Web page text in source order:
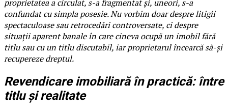
proprietatea a circulat, s-a fragmentat și, uneori, s-a
confundat cu simpla posesie. Nu vorbim doar despre litigii
spectaculoase sau retrocedări controversate, ci despre
situații aparent banale în care cineva ocupă un imobil fără
titlu sau cu un titlu discutabil, iar proprietarul încearcă să-și
recupereze dreptul.
Revendicare imobiliară în practică: între
titlu și realitate